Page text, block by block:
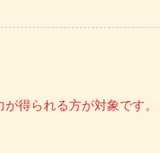
得られる方が対象です。